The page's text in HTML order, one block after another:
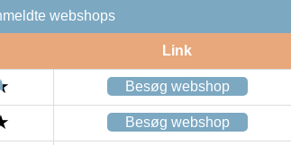
webshops
Link
Besøg webshop
Besøg webshop